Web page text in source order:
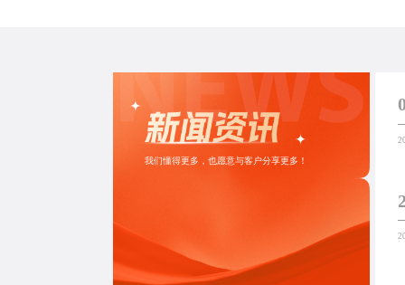
我们懂得更多，也愿意与客户分享更多！